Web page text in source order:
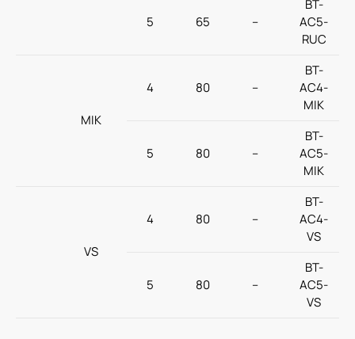
5 65 –
BT-
AC5-
RUC
MIK
4 80 –
BT-
AC4-
MIK
5 80 –
BT-
AC5-
MIK
VS
4 80 –
BT-
AC4-
VS
5 80 –
BT-
AC5-
VS